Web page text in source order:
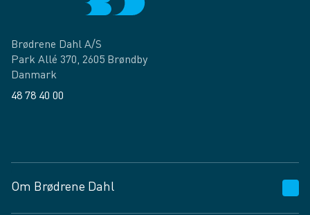
Brødrene Dahl A/S
Park Allé 370, 2605 Brøndby
Danmark
48 78 40 00
Om Brødrene Dahl